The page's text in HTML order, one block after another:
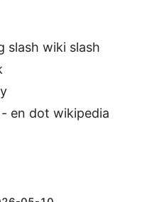
slash wiki slash
en dot wikipedia